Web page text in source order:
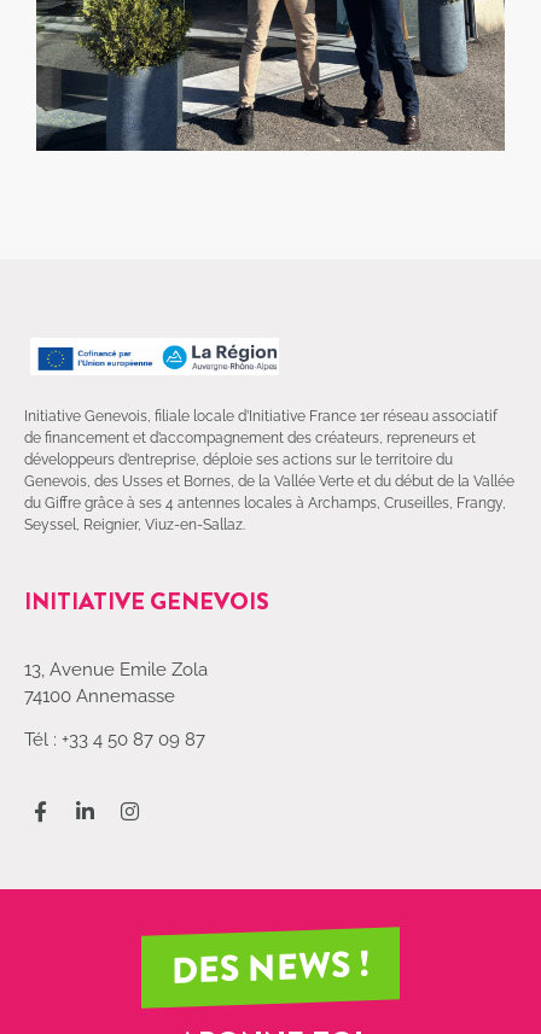
Initiative Genevois, filiale locale d’Initiative France 1er réseau associatif
de financement et d’accompagnement des créateurs, repreneurs et
développeurs d’entreprise, déploie ses actions sur le territoire du
Genevois, des Usses et Bornes, de la Vallée Verte et du début de la Vallée
du Giffre grâce à ses 4 antennes locales à Archamps, Cruseilles, Frangy,
Seyssel, Reignier, Viuz-en-Sallaz.
INITIATIVE GENEVOIS
13, Avenue Emile Zola
74100 Annemasse
Tél : +33 4 50 87 09 87
DES NEWS !